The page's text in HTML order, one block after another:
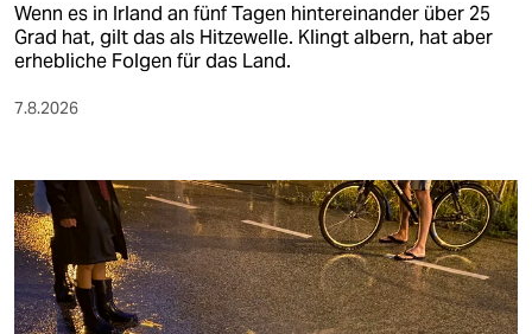
Wenn es in Irland an fünf Tagen hintereinander über 25
Grad hat, gilt das als Hitzewelle. Klingt albern, hat aber
erhebliche Folgen für das Land.
7.8.2026